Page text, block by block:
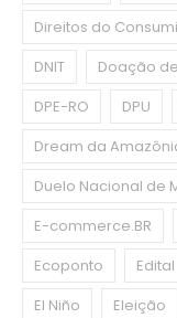
Direitos do
DNIT
Doação
DPE-RO
DPU
Dream da
Duelo Nacional de
E-commerce.BR
Ecoponto
Edital
El Niño
Eleição